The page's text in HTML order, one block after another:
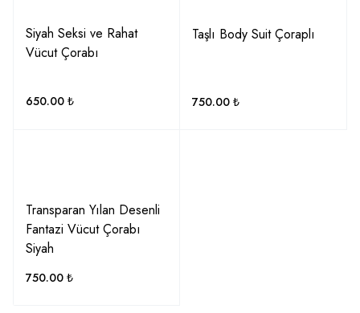
Siyah Seksi ve Rahat
Vücut Çorabı
650.00 ₺
Taşlı Body Suit Çoraplı
750.00 ₺
Transparan Yılan Desenli
Fantazi Vücut Çorabı
Siyah
750.00 ₺